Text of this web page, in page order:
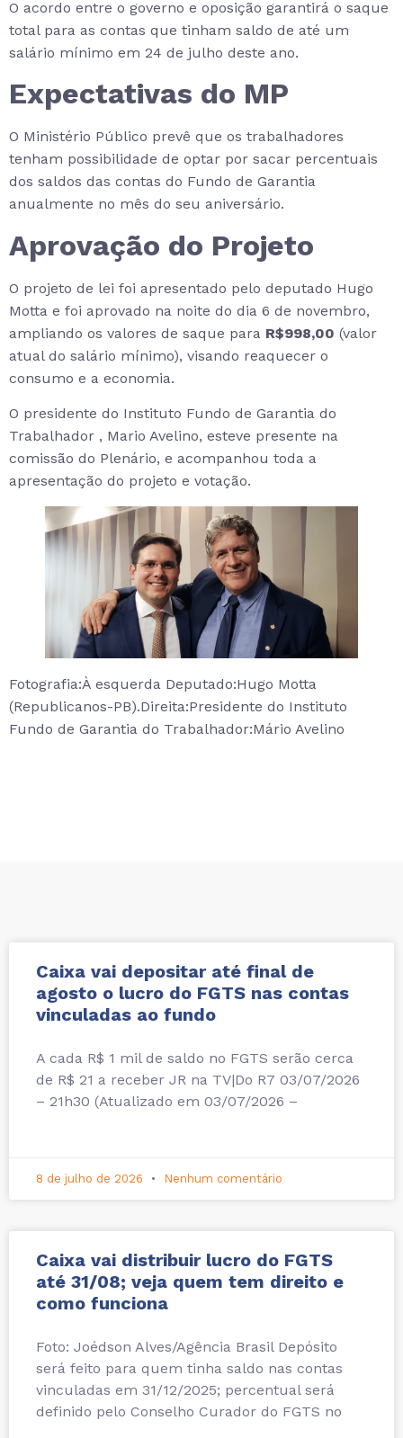
O acordo entre o governo e oposição garantirá o saque
total para as contas que tinham saldo de até um
salário mínimo em 24 de julho deste ano.
Expectativas do MP
O Ministério Público prevê que os trabalhadores
tenham possibilidade de optar por sacar percentuais
dos saldos das contas do Fundo de Garantia
anualmente no mês do seu aniversário.
Aprovação do Projeto
O projeto de lei foi apresentado pelo deputado Hugo
Motta e foi aprovado na noite do dia 6 de novembro,
ampliando os valores de saque para R$998,00 (valor
atual do salário mínimo), visando reaquecer o
consumo e a economia.
O presidente do Instituto Fundo de Garantia do
Trabalhador , Mario Avelino, esteve presente na
comissão do Plenário, e acompanhou toda a
apresentação do projeto e votação.
Fotografia:À esquerda Deputado:Hugo Motta
(Republicanos-PB).Direita:Presidente do Instituto
Fundo de Garantia do Trabalhador:Mário Avelino
Caixa vai depositar até final de
agosto o lucro do FGTS nas contas
vinculadas ao fundo
A cada R$ 1 mil de saldo no FGTS serão cerca
de R$ 21 a receber JR na TV|Do R7 03/07/2026
– 21h30 (Atualizado em 03/07/2026 –
8 de julho de 2026 Nenhum comentário
Caixa vai distribuir lucro do FGTS
até 31/08; veja quem tem direito e
como funciona
Foto: Joédson Alves/Agência Brasil Depósito
será feito para quem tinha saldo nas contas
vinculadas em 31/12/2025; percentual será
definido pelo Conselho Curador do FGTS no